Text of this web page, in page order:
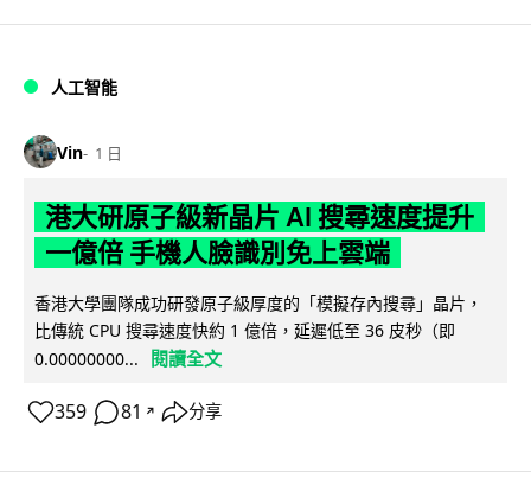
人工智能
Vin 1 日
港大研原子級新晶片 AI 搜尋速度提升
一億倍 手機人臉識別免上雲端
香港大學團隊成功研發原子級厚度的「模擬存內搜尋」晶片，
比傳統 CPU 搜尋速度快約 1 億倍，延遲低至 36 皮秒（即
0.00000000...
閱讀全文
359 81 ↗ 分享